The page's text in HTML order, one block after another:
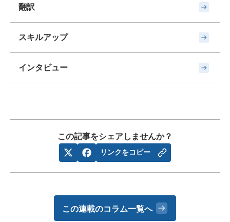
翻訳
スキルアップ
インタビュー
この記事をシェアしませんか？
リンクをコピー
この連載のコラム一覧へ